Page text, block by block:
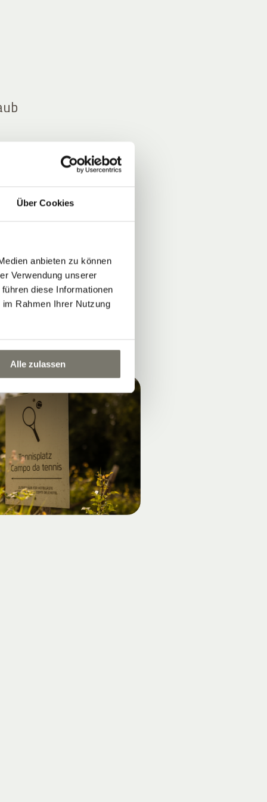
Über Cookies
anbieten zu können
Verwendung unserer
diese Informationen
Rahmen Ihrer Nutzung
Alle zulassen